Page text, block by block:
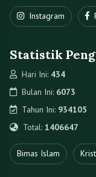
Jl. Cut Mutia No.27,
6282164502474
© 2025. Kantor Wilayah
OlehTim Kerja Data dan